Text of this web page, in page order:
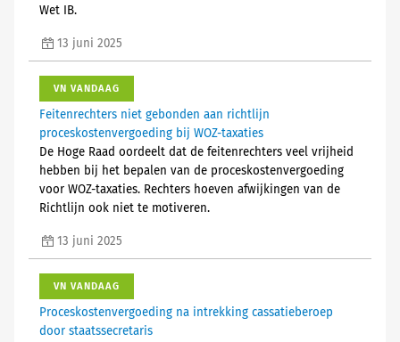
Wet IB.
13 juni 2025
VN VANDAAG
Feitenrechters niet gebonden aan richtlijn
proceskostenvergoeding bij WOZ-taxaties
De Hoge Raad oordeelt dat de feitenrechters veel vrijheid
hebben bij het bepalen van de proceskostenvergoeding
voor WOZ-taxaties. Rechters hoeven afwijkingen van de
Richtlijn ook niet te motiveren.
13 juni 2025
VN VANDAAG
Proceskostenvergoeding na intrekking cassatieberoep
door staatssecretaris